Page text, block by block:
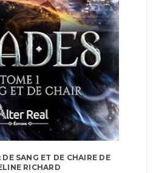
DE SANG ET DE CHAIRE DE
RICHARD